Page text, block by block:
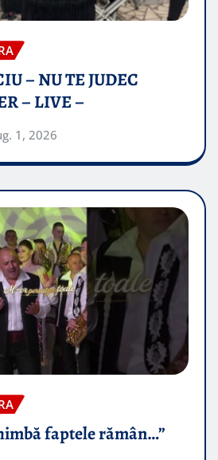
– NU TE JUDEC
– LIVE –
1, 2026
faptele rămân…”